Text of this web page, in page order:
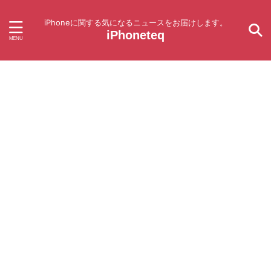
iPhoneに関する気になるニュースをお届けします。
iPhoneteq